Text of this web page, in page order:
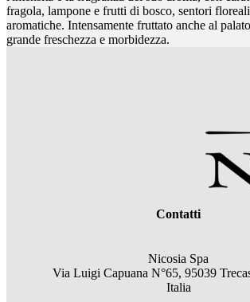
fragola, lampone e frutti di bosco, sentori
aromatiche. Intensamente fruttato anche al
grande freschezza e morbidezza.
Contatti
Nicosia Spa
Via Luigi Capuana N°65, 95039
Italia